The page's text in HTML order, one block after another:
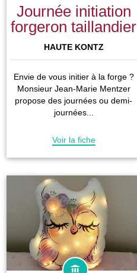
Journée initiation
forgeron taillandier
HAUTE KONTZ
Envie de vous initier à la forge ?
Monsieur Jean-Marie Mentzer
propose des journées ou demi-
journées...
Voir la fiche